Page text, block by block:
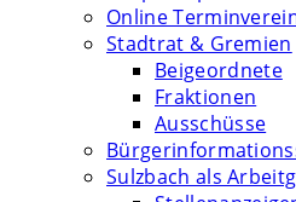
Online
Stadtrat & Gremien
Beigeordnete
Fraktionen
Ausschüsse
Sulzbach als